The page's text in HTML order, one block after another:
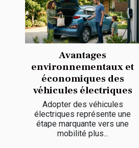
Avantages
environnementaux et
économiques des
véhicules électriques
Adopter des véhicules
électriques représente une
étape marquante vers une
mobilité plus...